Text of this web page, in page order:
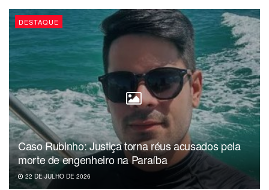
DESTAQUE
Caso Rubinho: Justiça torna réus acusados pela
morte de engenheiro na Paraíba
22 DE JULHO DE 2026